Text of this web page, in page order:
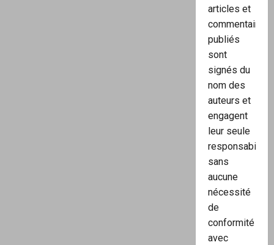
articles et
commentaires
publiés
sont
signés du
nom des
auteurs et
engagent
leur seule
responsabilité,
sans
aucune
nécessité
de
conformité
avec